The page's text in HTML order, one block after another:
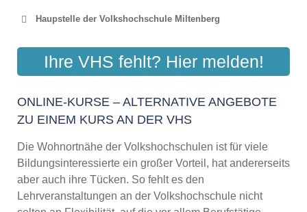
Haupstelle der Volkshochschule Miltenberg
VHS MILTENBERG U.
UMGEBUNG
Aktualisiert: August 2021
Ihre VHS fehlt? Hier melden!
ONLINE-KURSE – ALTERNATIVE ANGEBOTE
ZU EINEM KURS AN DER VHS
Die Wohnortnähe der Volkshochschulen ist für viele
Bildungsinteressierte ein großer Vorteil, hat andererseits
aber auch ihre Tücken. So fehlt es den
Lehrveranstaltungen an der Volkshochschule nicht